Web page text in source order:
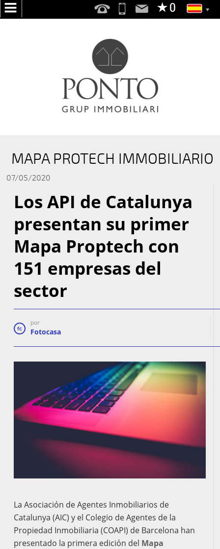
TU
VIVIENDA
EN
VENTA
EN
ALQUILER
PROMOCIONES
BLOG
MAPA PROTECH IMMOBILIARIO
07/05/2020
Los API de Catalunya
presentan su primer
Mapa Proptech con
151 empresas del
sector
por
Fotocasa
La Asociación de Agentes Inmobiliarios de
Catalunya (AIC) y el Colegio de Agentes de la
Propiedad Inmobiliaria (COAPI) de Barcelona han
presentado la primera edición del Mapa